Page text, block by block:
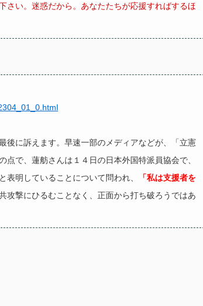
さい。迷惑だから。あなたたちが応援すればするほ
に訴えます。早速一部のメディアなどが、「立憲
点で、蓮舫さんは１４日の日本外国特派員協会で、
明していることについて問われ、
「私は支援者を
攻撃にひるむことなく、正面から打ち破ろうではあ